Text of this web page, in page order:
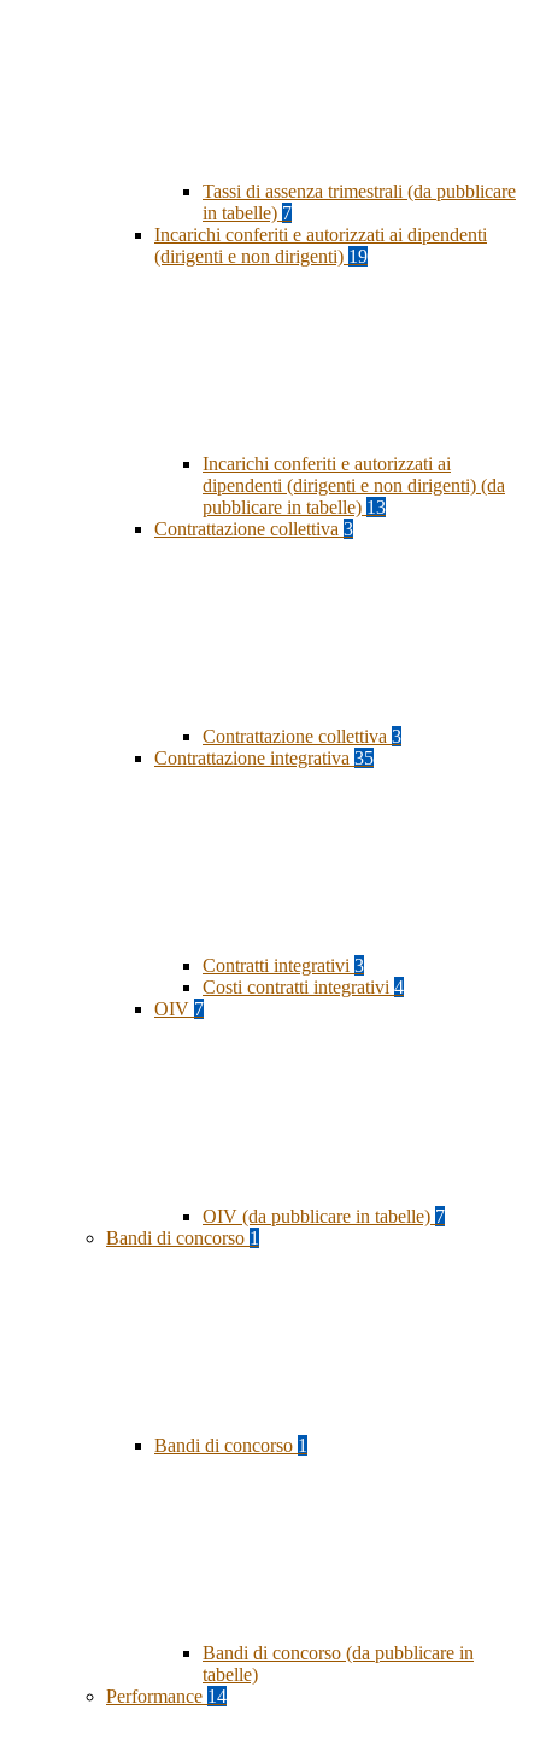
Tassi di assenza trimestrali (da pubblicare
in tabelle) 7
Incarichi conferiti e autorizzati ai dipendenti
(dirigenti e non dirigenti) 19
Incarichi conferiti e autorizzati ai
dipendenti (dirigenti e non dirigenti) (da
pubblicare in tabelle) 13
Contrattazione collettiva 3
Contrattazione collettiva 3
Contrattazione integrativa 35
Contratti integrativi 3
Costi contratti integrativi 4
OIV 7
OIV (da pubblicare in tabelle) 7
Bandi di concorso 1
Bandi di concorso 1
Bandi di concorso (da pubblicare in
tabelle)
Performance 14